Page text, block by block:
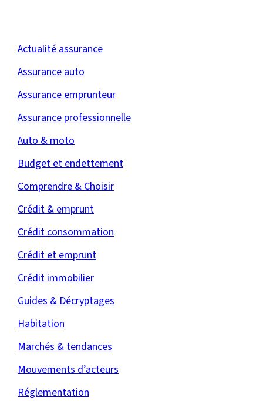
Actualité assurance
Assurance auto
Assurance emprunteur
Assurance professionnelle
Auto & moto
Budget et endettement
Comprendre & Choisir
Crédit & emprunt
Crédit consommation
Crédit et emprunt
Crédit immobilier
Guides & Décryptages
Habitation
Marchés & tendances
Mouvements d’acteurs
Réglementation